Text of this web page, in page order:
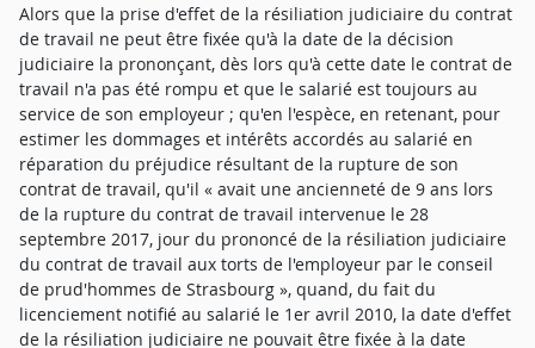
Alors que la prise d'effet de la résiliation judiciaire du contrat
de travail ne peut être fixée qu'à la date de la décision
judiciaire la prononçant, dès lors qu'à cette date le contrat de
travail n'a pas été rompu et que le salarié est toujours au
service de son employeur ; qu'en l'espèce, en retenant, pour
estimer les dommages et intérêts accordés au salarié en
réparation du préjudice résultant de la rupture de son
contrat de travail, qu'il « avait une ancienneté de 9 ans lors
de la rupture du contrat de travail intervenue le 28
septembre 2017, jour du prononcé de la résiliation judiciaire
du contrat de travail aux torts de l'employeur par le conseil
de prud'hommes de Strasbourg », quand, du fait du
licenciement notifié au salarié le 1er avril 2010, la date d'effet
de la résiliation judiciaire ne pouvait être fixée à la date